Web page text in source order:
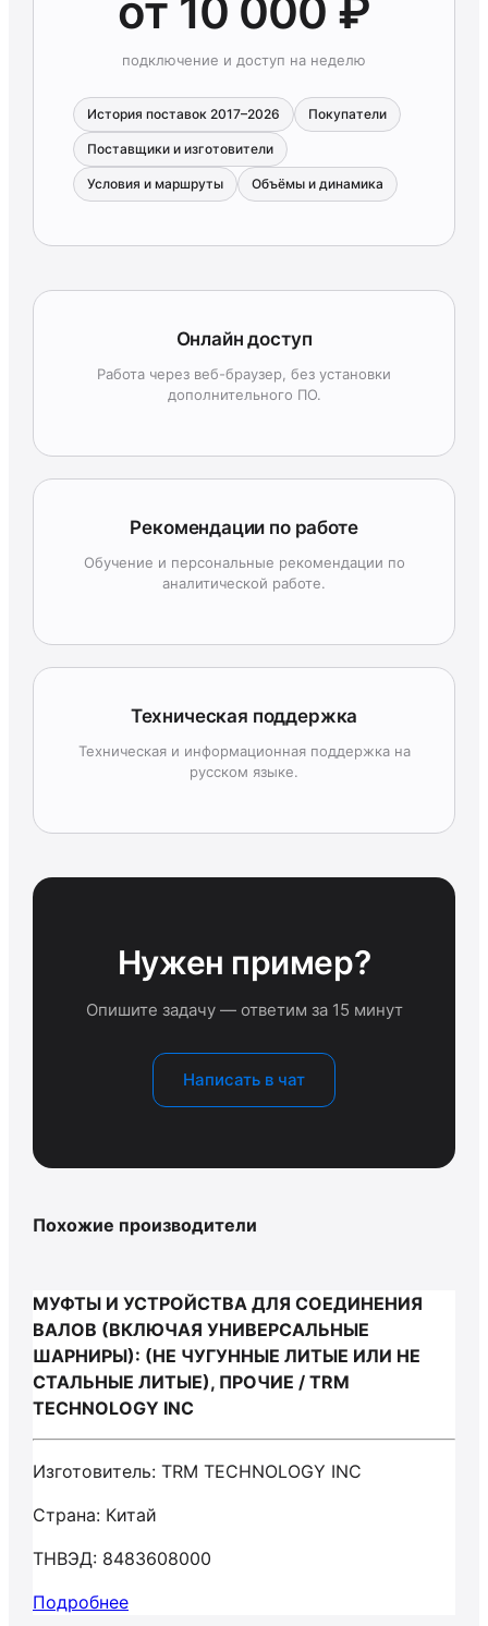
от 10 000 ₽
подключение и доступ на неделю
История поставок 2017–2026 Покупатели
Поставщики и изготовители
Условия и маршруты Объёмы и динамика
Онлайн доступ
Работа через веб-браузер, без установки
дополнительного ПО.
Рекомендации по работе
Обучение и персональные рекомендации по
аналитической работе.
Техническая поддержка
Техническая и информационная поддержка на
русском языке.
Нужен пример?
Опишите задачу — ответим за 15 минут
Написать в чат
Похожие производители
МУФТЫ И УСТРОЙСТВА ДЛЯ СОЕДИНЕНИЯ
ВАЛОВ (ВКЛЮЧАЯ УНИВЕРСАЛЬНЫЕ
ШАРНИРЫ): (НЕ ЧУГУННЫЕ ЛИТЫЕ ИЛИ НЕ
СТАЛЬНЫЕ ЛИТЫЕ), ПРОЧИЕ / TRM
TECHNOLOGY INC
Изготовитель: TRM TECHNOLOGY INC
Страна: Китай
ТНВЭД: 8483608000
Подробнее